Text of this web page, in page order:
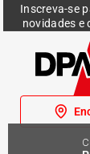
Inscreva-se
novidades e